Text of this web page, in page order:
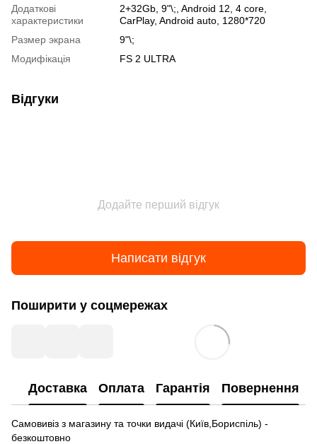
Додаткові
характеристики
2+32Gb, 9"\;, Android 12, 4 core,
CarPlay, Android auto, 1280*720
Размер экрана
9"\;
Модифікація
FS 2 ULTRA
Відгуки
Додайте перший відгук
Написати відгук
Поширити у соцмережах
Доставка Оплата Гарантія Повернення
Самовивіз з магазину та точки видачі (Київ,Бориспіль) -
безкоштовно